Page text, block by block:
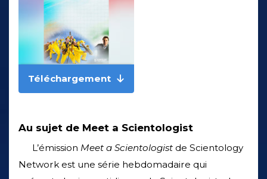
Téléchargement
Au sujet de Meet a Scientologist
L’émission Meet a Scientologist de Scientology
Network est une série hebdomadaire qui